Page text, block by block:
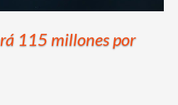
115 millones por